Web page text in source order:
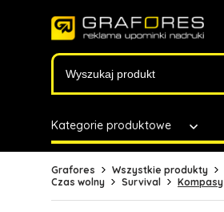
Kategorie produktowe
Grafores
Wszystkie produkty
Czas wolny
Survival Kompasy